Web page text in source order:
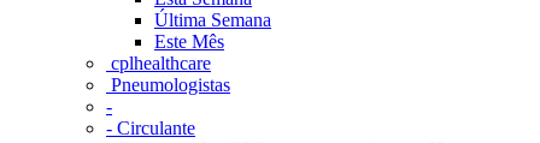
Última Semana
Este Mês
‎ cplhealthcare‬
Pneumologistas
-
- Circulante